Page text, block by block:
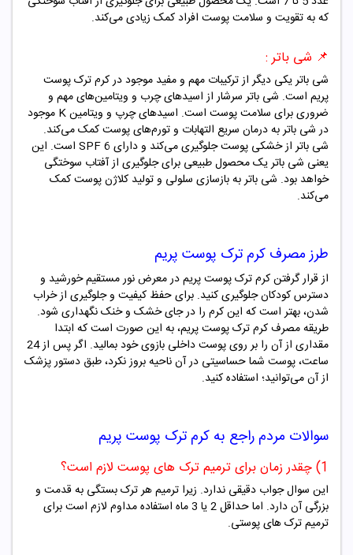
که به تقویت و سلامت پوست افراد کمک زیادی می‌کند.
📌 شی باتر :
شی باتر یکی دیگر از ترکیبات مهم و مفید موجود در کرم ترک پوست
پریم است. شی باتر سرشار از اسیدهای چرب و ویتامین‌های مهم و
ضروری برای سلامت پوست است. اسیدهای چرپ و ویتامین K موجود
در شی باتر به درمان سریع التهابات و تورم‌های پوست کمک می‌کند.
شی باتر از خشکی پوست جلوگیری می‌کند و دارای SPF 6 است. این
یعنی شی باتر یک محصول طبیعی برای جلوگیری از آفتاب سوختگی
خواهد بود. شی باتر به بازسازی سلولی و تولید کلاژن پوست کمک
می‌کند.
طرز مصرف کرم ترک پوست پریم
از قرار گرفتن کرم ترک پوست پریم در معرض نور مستقیم خورشید و
دسترس کودکان جلوگیری کنید. برای حفظ کیفیت و جلوگیری از خراب
شدن، بهتر است که این کرم را در جای خشک و خنک نگهداری شود.
طریقه مصرف کرم ترک پوست پریم، به این صورت است که ابتدا
مقداری از آن را بر روی پوست داخلی بازوی خود بمالید. اگر پس از 24
ساعت، پوست شما حساسیتی در آن ناحیه بروز نکرد، طبق دستور پزشک
از آن می‌توانید؛ استفاده کنید.
سوالات مردم راجع به کرم ترک پوست پریم
1) چقدر زمان برای ترمیم ترک های پوست لازم است؟
این سوال جواب دقیقی ندارد. زیرا ترمیم هر ترک بستگی به قدمت و
بزرگی آن دارد
. اما حداقل 2 یا 3 ماه استفاده مداوم لازم است برای
ترمیم ترک های پوستی.